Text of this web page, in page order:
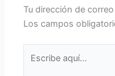
Tu dirección de
Los campos
aquí...